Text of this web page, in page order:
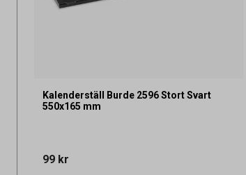
Kalenderställ Burde 2596 Stort Svart
550x165 mm
99 kr